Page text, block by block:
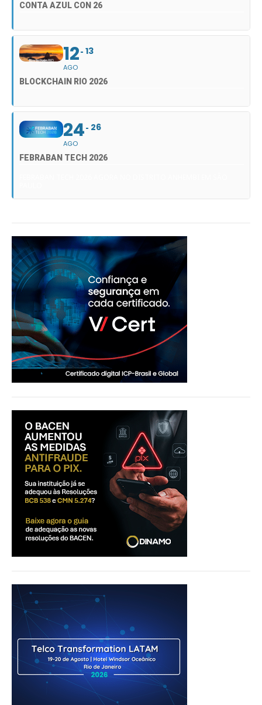
CONTA AZUL CON 26
12
AGO
13
BLOCKCHAIN RIO 2026
24
AGO
26
FEBRABAN TECH 2026